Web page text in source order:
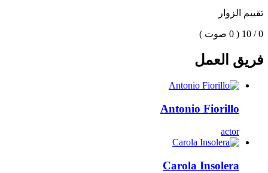
تقييم الزوار
0 / 10 ( 0 صوت )
فريق العمل
Antonio Fiorillo
actor
Carola Insolera